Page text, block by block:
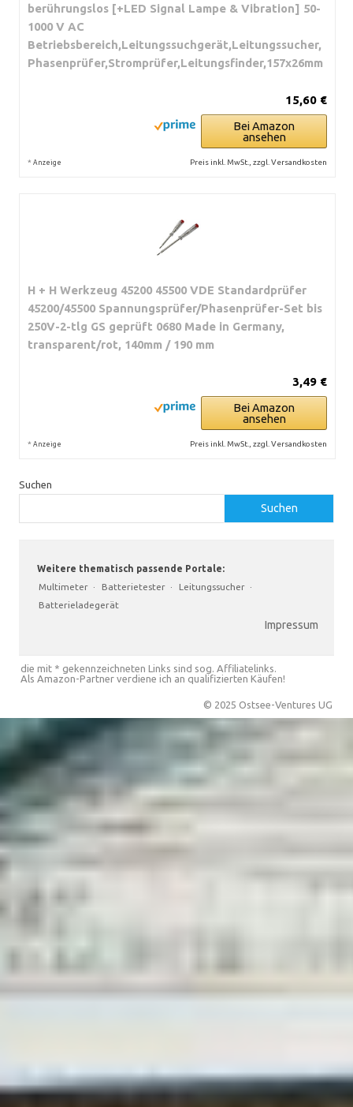
berührungslos [+LED Signal Lampe & Vibration] 50-
1000 V AC
Betriebsbereich,Leitungssuchgerät,Leitungssucher,
Phasenprüfer,Stromprüfer,Leitungsfinder,157x26mm
15,60 €
Bei Amazon
ansehen
* Anzeige Preis inkl. MwSt., zzgl. Versandkosten
H + H Werkzeug 45200 45500 VDE Standardprüfer
45200/45500 Spannungsprüfer/Phasenprüfer-Set bis
250V-2-tlg GS geprüft 0680 Made in Germany,
transparent/rot, 140mm / 190 mm
3,49 €
Bei Amazon
ansehen
* Anzeige Preis inkl. MwSt., zzgl. Versandkosten
Suchen
Suchen
Weitere thematisch passende Portale:
Multimeter · Batterietester · Leitungssucher ·
Batterieladegerät
Impressum
die mit * gekennzeichneten Links sind sog. Affiliatelinks.
Als Amazon-Partner verdiene ich an qualifizierten Käufen!
© 2025 Ostsee-Ventures UG